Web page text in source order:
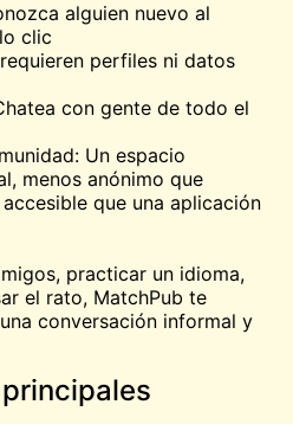
alguien nuevo al
clic
perfiles ni datos
con gente de todo el
Un espacio
menos anónimo que
que una aplicación
practicar un idioma,
el rato, MatchPub te
conversación informal y